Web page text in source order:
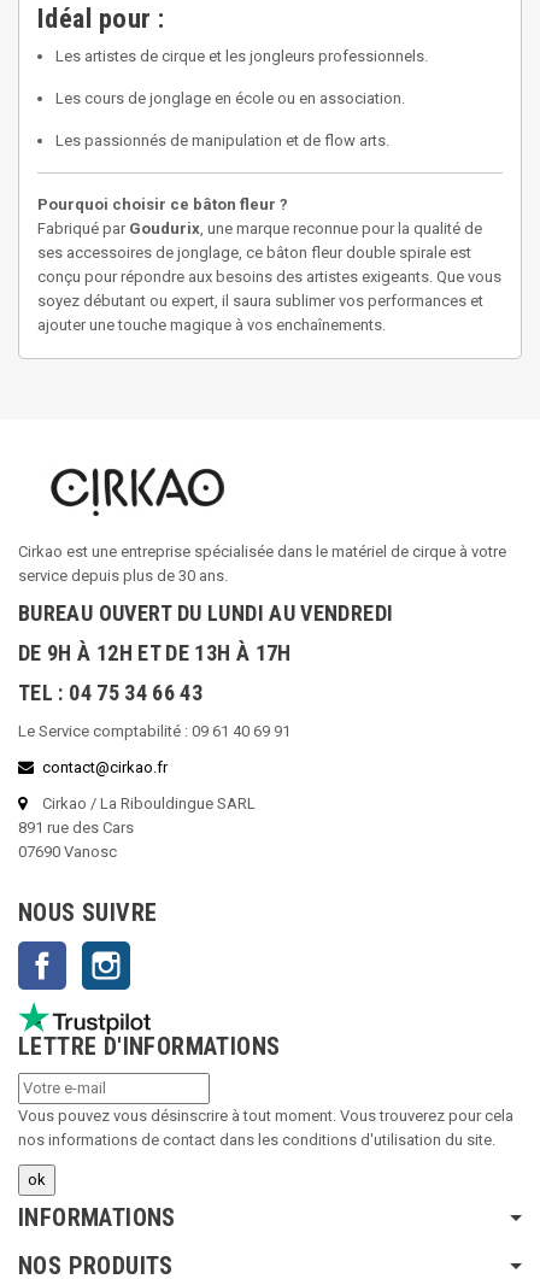
Idéal pour :
Les artistes de cirque et les jongleurs professionnels.
Les cours de jonglage en école ou en association.
Les passionnés de manipulation et de flow arts.
Pourquoi choisir ce bâton fleur ?
Fabriqué par Goudurix , une marque reconnue pour la qualité de
ses accessoires de jonglage, ce bâton fleur double spirale est
conçu pour répondre aux besoins des artistes exigeants. Que vous
soyez débutant ou expert, il saura sublimer vos performances et
ajouter une touche magique à vos enchaînements.
Cirkao est une entreprise spécialisée dans le matériel de cirque à votre
service depuis plus de 30 ans.
BUREAU OUVERT DU LUNDI AU VENDREDI
DE 9H À 12H ET DE 13H À 17H
TEL : 04 75 34 66 43
Le Service comptabilité : 09 61 40 69 91
contact@cirkao.fr
Cirkao / La Ribouldingue SARL
891 rue des Cars
07690 Vanosc
NOUS SUIVRE
Facebook
LETTRE D'INFORMATIONS
Vous pouvez vous désinscrire à tout moment. Vous trouverez pour cela
nos informations de contact dans les conditions d'utilisation du site.
INFORMATIONS
NOS PRODUITS